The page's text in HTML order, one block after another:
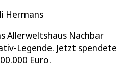
Hermans
Allerweltshaus Nachbar
Legende. Jetzt spendete
Euro.